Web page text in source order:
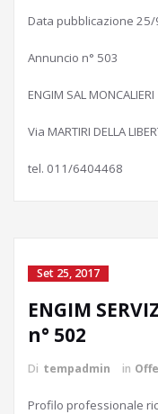
Data pubblicazione
Annuncio n° 503
ENGIM SAL MONCALIERI
Via MARTIRI DELLA
tel. 011/6404468
Set 25, 2017
ENGIM
n° 502
Di tempadmin in
Profilo professionale